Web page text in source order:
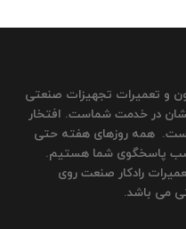
و تعمیرات تجهیزات صنعتی
در خدمت شماست. افتخار
است. همه روزهای هفته حتی
تعطیل از ساعت 8 صبح تا 10 شب پاسخگوی شما هستیم.
رادکار صنعت روی
می باشد.